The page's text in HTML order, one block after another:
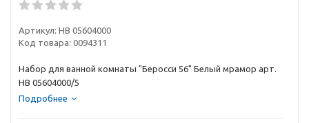
Артикул: НВ 05604000
Код товара: 0094311
Набор для ванной комнаты "Беросси 56" Белый мрамор арт.
НВ 05604000/5
Подробнее